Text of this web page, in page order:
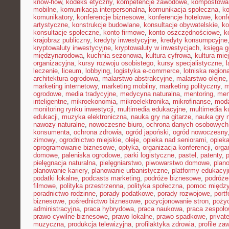
know-how, kodeks etyczny, kompetencje zawodowe,
mobilne, komunikacja interpersonalna, komunikacja społeczna,
komunikatory, konferencje biznesowe, konferencje hotelowe,
artystyczne, konstrukcje budowlane, konsultacje obywatelskie,
konsultacje społeczne, konto firmowe, konto oszczędnościowe,
krajobraz publiczny, kredyty inwestycyjne, kredyty konsumpcyjne
kryptowaluty inwestycyjne, kryptowaluty w inwestycjach, księga
międzynarodowa, kuchnia sezonowa, kultura cyfrowa, kultura
organizacyjna, kursy rozwoju osobistego, kursy specjalistyczne,
leczenie, liceum, lobbying, logistyka e-commerce, lotniska
architektura ogrodowa, malarstwo abstrakcyjne, malarstwo olejne
marketing internetowy, marketing mobilny, marketing polityczny,
ogrodowe, media tradycyjne, medycyna naturalna, mentoring,
inteligentne, mikroekonomia, mikroelektronika, mikrofinanse,
monitoring rynku inwestycji, multimedia edukacyjne, multimedia
edukacji, muzyka elektroniczna, nauka gry na gitarze, nauka gry
nawozy naturalne, nowoczesne biuro, ochrona danych osobowych
konsumenta, ochrona zdrowia, ogród japoński, ogród nowoczesny
zimowy, ogrodnictwo miejskie, oleje, opieka nad seniorami,
oprogramowanie biznesowe, optyka, organizacja konferencji,
domowe, paleniska ogrodowe, parki logistyczne, pastel , patenty,
pielęgnacja naturalna, pielęgniarstwo, piwowarstwo domowe,
planowanie kariery, planowanie urbanistyczne, platformy
podatki lokalne, podcasts marketing, podróże biznesowe,
filmowe, polityka przestrzenna, polityka społeczna, pomoc
poradnictwo rodzinne, porady podatkowe, porady rozwojowe,
biznesowe, pośrednictwo biznesowe, pozycjonowanie stron,
administracyjna, praca hybrydowa, praca naukowa, praca
prawo cywilne biznesowe, prawo lokalne, prawo spadkowe,
muzyczna, produkcja telewizyjna, profilaktyka zdrowia, profile